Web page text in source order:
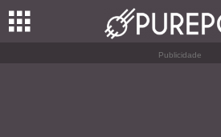
Publicidade